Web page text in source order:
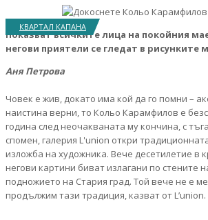
КВАРТАЛ КАПАНА
Показват всичките лица на покойния
негови приятели се гледат в рисунките
Аня Петрова
Човек е жив, докато има кой да го помни –
наистина верни, то Кольо Карамфилов е
година след неочакваната му кончина, с
спомен, галерия L'union откри
изложба на художника. Вече десетилетие в
негови картини биват излагани по стените
подножието на Стария град. Той вече не е
продължим тази традиция, казват от L’union.